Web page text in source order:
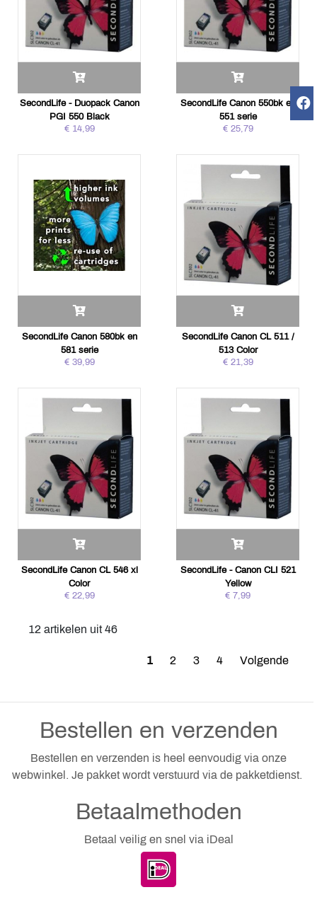
SecondLife - Duopack Canon
PGI 550 Black
€ 14,99
SecondLife Canon 550bk en
551 serie
€ 25,79
SecondLife Canon 580bk en
581 serie
€ 39,99
SecondLife Canon CL 511 /
513 Color
€ 21,39
SecondLife Canon CL 546 xl
Color
€ 22,99
SecondLife - Canon CLI 521
Yellow
€ 7,99
12 artikelen uit 46
1 2 3 4 Volgende
Bestellen en verzenden
Bestellen en verzenden is heel eenvoudig via onze
webwinkel. Je pakket wordt verstuurd via de pakketdienst.
Betaalmethoden
Betaal veilig en snel via iDeal